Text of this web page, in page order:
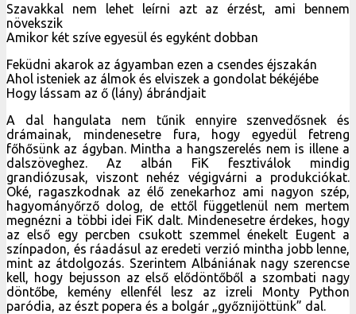
Szavakkal nem lehet leírni azt az érzést, ami bennem
növekszik
Amikor két szíve egyesül és egyként dobban
Feküdni akarok az ágyamban ezen a csendes éjszakán
Ahol isteniek az álmok és elviszek a gondolat békéjébe
Hogy lássam az ő (lány) ábrándjait
A dal hangulata nem tűnik ennyire szenvedősnek és
drámainak, mindenesetre fura, hogy egyedül fetreng
főhősünk az ágyban. Mintha a hangszerelés nem is illene a
dalszöveghez. Az albán FiK fesztiválok mindig
grandiózusak, viszont nehéz végigvárni a produkciókat.
Oké, ragaszkodnak az élő zenekarhoz ami nagyon szép,
hagyományőrző dolog, de ettől függetlenül nem mertem
megnézni a többi idei FiK dalt. Mindenesetre érdekes, hogy
az első egy percben csukott szemmel énekelt Eugent a
színpadon, és ráadásul az eredeti verzió mintha jobb lenne,
mint az átdolgozás. Szerintem Albániának nagy szerencse
kell, hogy bejusson az első elődöntőből a szombati nagy
döntőbe, kemény ellenfél lesz az izreli Monty Python
paródia, az észt popera és a bolgár „győznijöttünk” dal.